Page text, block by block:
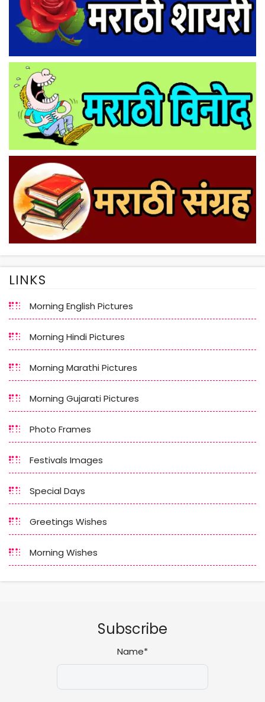
LINKS
Morning English Pictures
Morning Hindi Pictures
Morning Marathi Pictures
Morning Gujarati Pictures
Photo Frames
Festivals Images
Special Days
Greetings Wishes
Morning Wishes
Subscribe
Name*